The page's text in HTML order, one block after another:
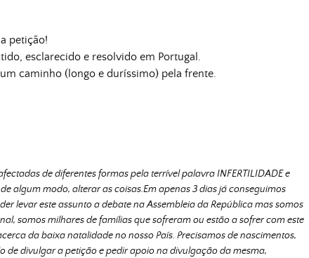
petição!
esclarecido e resolvido em Portugal.
caminho (longo e duríssimo) pela frente.
de diferentes formas pela terrível palavra INFERTILIDADE e
algum modo, alterar as coisas.Em apenas 3 dias já conseguimos
levar este assunto a debate na Assembleia da República mas somos
somos milhares de famílias que sofreram ou estão a sofrer com este
da baixa natalidade no nosso País. Precisamos de nascimentos,
de divulgar a petição e pedir apoio na divulgação da mesma,